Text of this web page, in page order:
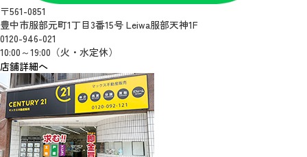
〒561-0851
豊中市服部元町1丁目3番15号 Leiwa服部天神1F
0120-946-021
10:00～19:00（火・水定休）
店舗詳細へ